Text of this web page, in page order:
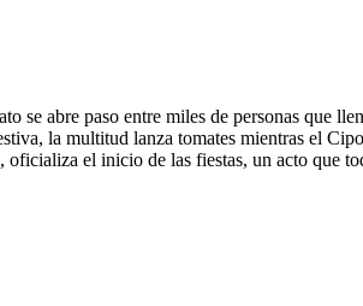
se abre paso entre miles de personas que
la multitud lanza tomates mientras el
el inicio de las fiestas, un acto que